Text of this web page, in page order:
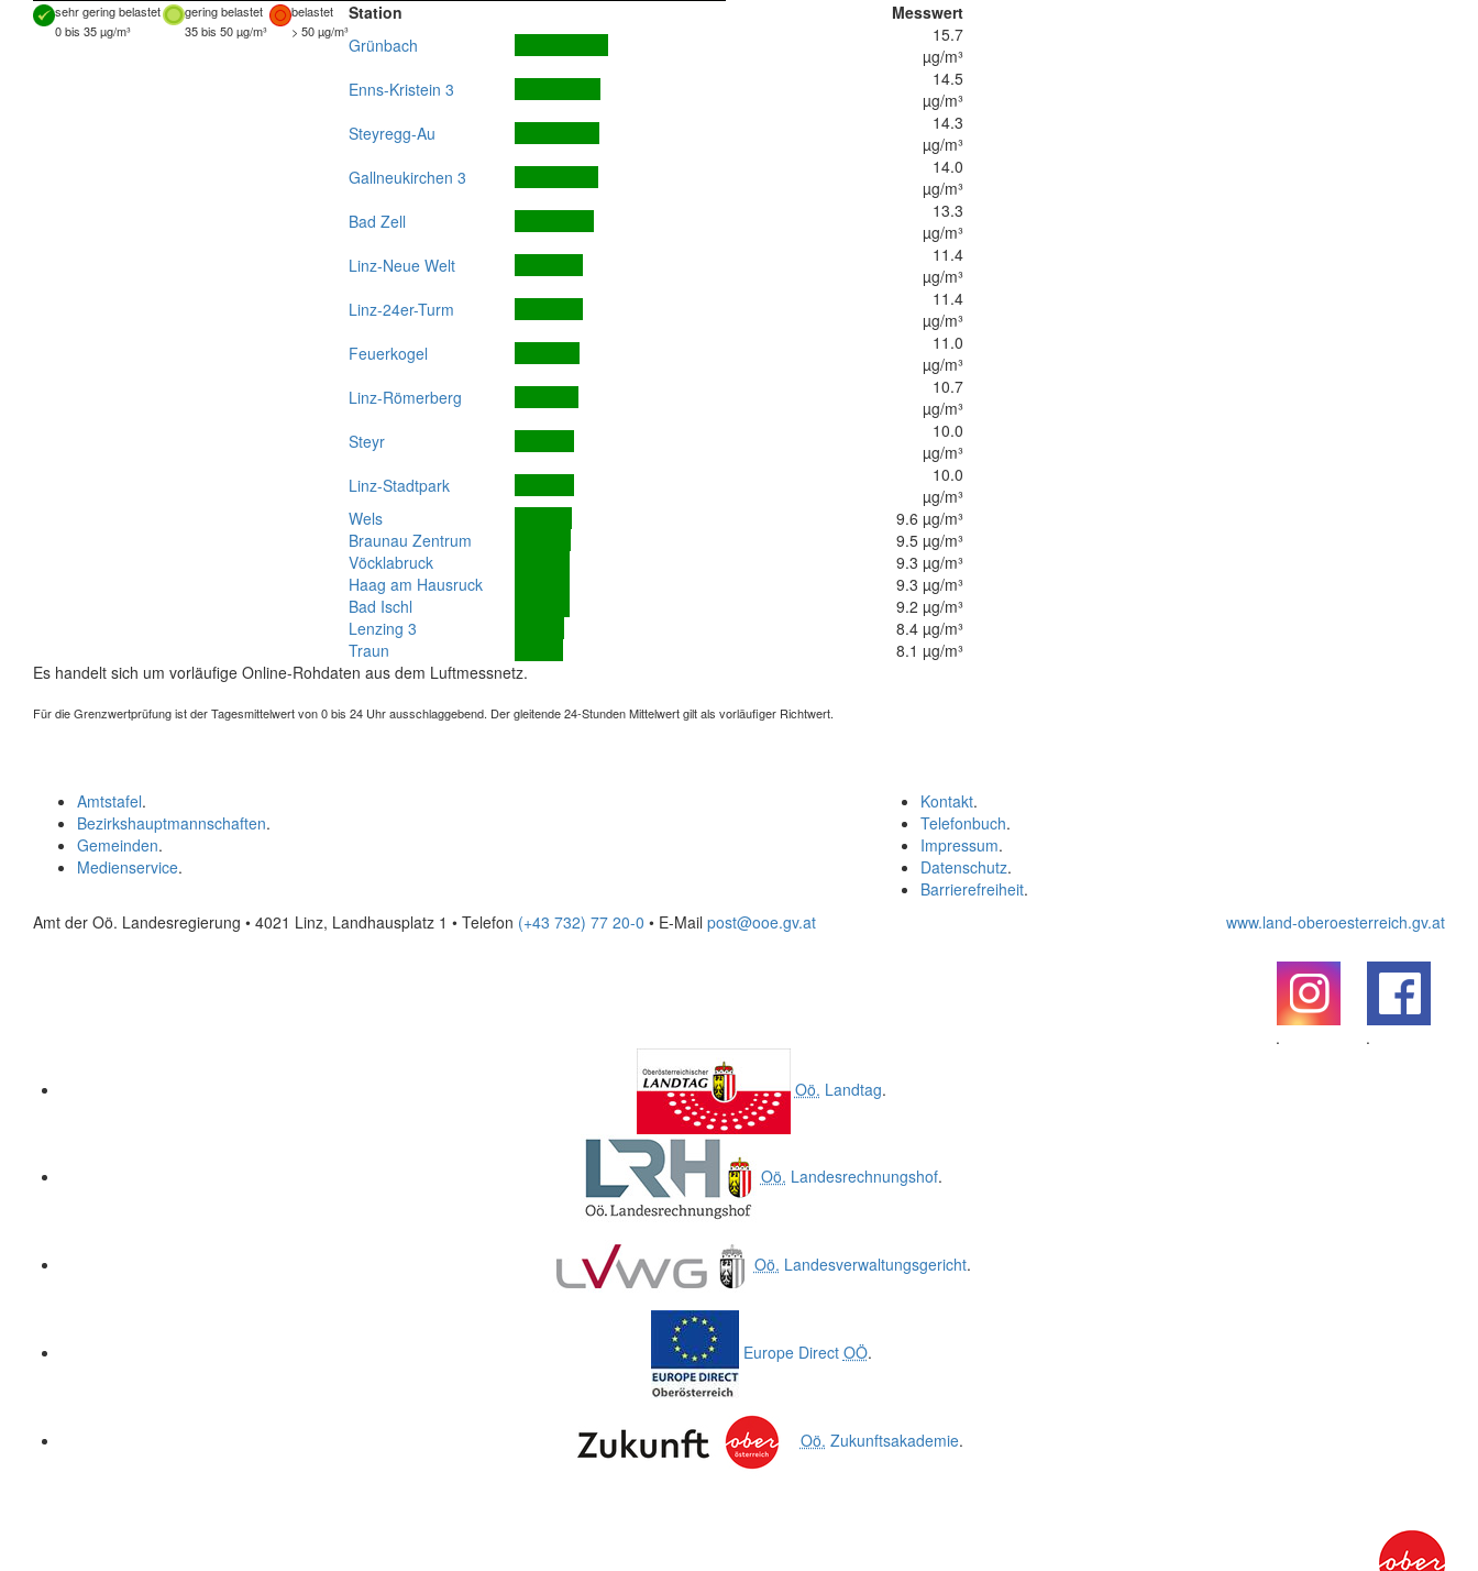
sehr gering belastet gering belastet
belastet
0 bis 35 µg/m³
35 bis 50 µg/m³ > 50 µg/m³
Station
Messwert
Grünbach
15.7
µg/m³
Enns-Kristein 3
14.5
µg/m³
Steyregg-Au
14.3
µg/m³
Gallneukirchen 3
14.0
µg/m³
Bad Zell
13.3
µg/m³
Linz-Neue Welt
11.4
µg/m³
Linz-24er-Turm
11.4
µg/m³
Feuerkogel
11.0
µg/m³
Linz-Römerberg
10.7
µg/m³
Steyr
10.0
µg/m³
Linz-Stadtpark
10.0
µg/m³
Wels
9.6 µg/m³
Braunau Zentrum
9.5 µg/m³
Vöcklabruck
9.3 µg/m³
Haag am Hausruck
9.3 µg/m³
Bad Ischl
9.2 µg/m³
Lenzing 3
8.4 µg/m³
Traun
8.1 µg/m³
Es handelt sich um vorläufige Online-Rohdaten aus dem Luftmessnetz.
Für die Grenzwertprüfung ist der Tagesmittelwert von 0 bis 24 Uhr ausschlaggebend. Der gleitende 24-Stunden Mittelwert gilt als vorläufiger Richtwert.
Kontakt.
Telefonbuch.
Impressum.
Datenschutz.
Barrierefreiheit.
Amtstafel.
Bezirkshauptmannschaften.
Gemeinden.
Medienservice.
Amt der Oö. Landesregierung • 4021 Linz, Landhausplatz 1 • Telefon (+43 732) 77 20-0 • E-Mail post@ooe.gv.at www.land-oberoesterreich.gv.at
.
.
Oö. Landtag.
Oö. Landesrechnungshof.
Oö. Landesverwaltungsgericht.
Europe Direct OÖ.
Oö. Zukunftsakademie.